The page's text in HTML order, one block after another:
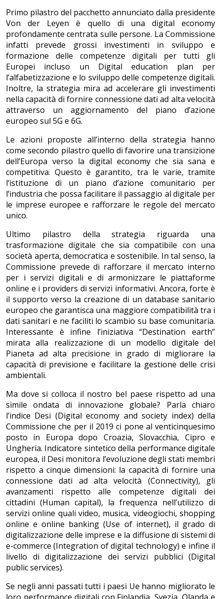
Primo pilastro del pacchetto annunciato dalla presidente
Von der Leyen è quello di una digital economy
profondamente centrata sulle persone. La Commissione
infatti prevede grossi investimenti in sviluppo e
formazione delle competenze digitali per tutti gli
Europei incluso un Digital education plan per
l’alfabetizzazione e lo sviluppo delle competenze digitali.
Inoltre, la strategia mira ad accelerare gli investimenti
nella capacità di fornire connessione dati ad alta velocità
attraverso un aggiornamento del piano d’azione
europeo sul 5G e 6G.
Le azioni proposte all’interno della strategia hanno
come secondo pilastro quello di favorire una transizione
dell’Europa verso la digital economy che sia sana e
competitiva. Questo è garantito, tra le varie, tramite
l’istituzione di un piano d’azione comunitario per
l’industria che possa facilitare il passaggio al digitale per
le imprese europee e rafforzare le regole del mercato
unico.
Ultimo pilastro della strategia riguarda una
trasformazione digitale che sia compatibile con una
società aperta, democratica e sostenibile. In tal senso, la
Commissione prevede di rafforzare il mercato interno
per i servizi digitali e di armonizzare le piattaforme
online e i providers di servizi informativi. Ancora, forte è
il supporto verso la creazione di un database sanitario
europeo che garantisca una maggiore compatibilità tra i
dati sanitari e ne faciliti lo scambio su base comunitaria.
Interessante è infine l’iniziativa “Destination earth”
mirata alla realizzazione di un modello digitale del
Pianeta ad alta precisione in grado di migliorare la
capacità di previsione e facilitare la gestione delle crisi
ambientali.
Ma dove si colloca il nostro bel paese rispetto ad una
simile ondata di innovazione globale? Parla chiaro
l’indice Desi (Digital economy and society index) della
Commissione che per il 2019 ci pone al venticinquesimo
posto in Europa dopo Croazia, Slovacchia, Cipro e
Ungheria. Indicatore sintetico della performance digitale
europea, il Desi monitora l’evoluzione degli stati membri
rispetto a cinque dimensioni: la capacità di fornire una
connessione dati ad alta velocità (Connectivity), gli
avanzamenti rispetto alle competenze digitali dei
cittadini (Human capital), la frequenza nell’utilizzo di
servizi online quali video, musica, videogiochi, shopping
online e online banking (Use of internet), il grado di
digitalizzazione delle imprese e la diffusione di sistemi di
e-commerce (Integration of digital technology) e infine il
livello di digitalizzazione dei servizi pubblici (Digital
public services).
Se negli anni passati tutti i paesi Ue hanno migliorato le